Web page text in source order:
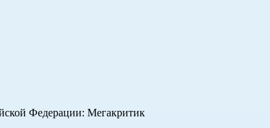
Федерации: Мегакритик